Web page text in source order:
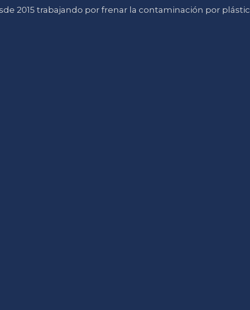
2015 trabajando por frenar la contaminación por